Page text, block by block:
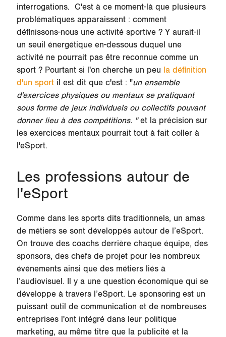
interrogations. C'est à ce moment-là que plusieurs
problématiques apparaissent : comment
définissons-nous une activité sportive ? Y aurait-il
un seuil énergétique en-dessous duquel une
activité ne pourrait pas être reconnue comme un
sport ? Pourtant si l'on cherche un peu la définition
d'un sportil est dit que c'est : "un ensemble
d'exercices physiques ou mentaux se pratiquant
sous forme de jeux individuels ou collectifs pouvant
donner lieu à des compétitions. "et la précision sur
les exercices mentaux pourrait tout à fait coller à
l'eSport.
Les professions autour de
l'eSport
Comme dans les sports dits traditionnels, un amas
de métiers se sont développés autour de l’eSport.
On trouve des coachsderrière chaque équipe, des
sponsors, deschefs de projetpour les nombreux
événements ainsi que des métiers liés à
l’audiovisuel. Il y a une question économique qui se
développe à travers l’eSport. Le sponsoringest un
puissant outil de communication et de nombreuses
entreprises l'ont intégré dans leur politique
marketing, au même titre que la publicité et la